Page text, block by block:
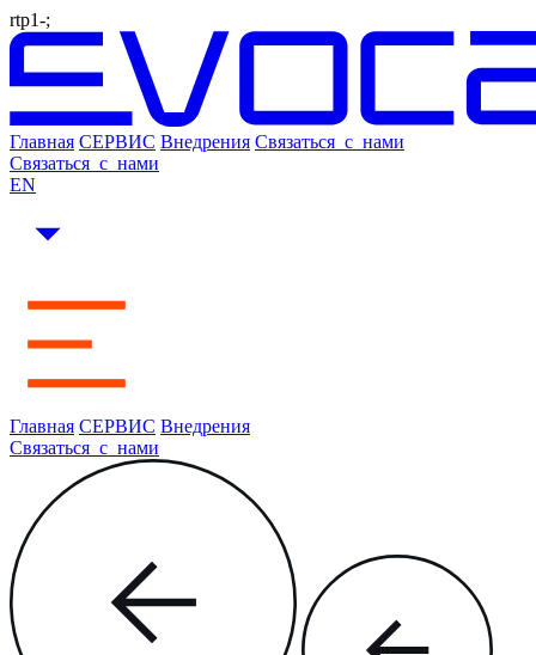
rtp1-;
Главная СЕРВИС Внедрения Связаться_с_нами
Связаться_с_нами
EN
Главная СЕРВИС Внедрения
Связаться_с_нами